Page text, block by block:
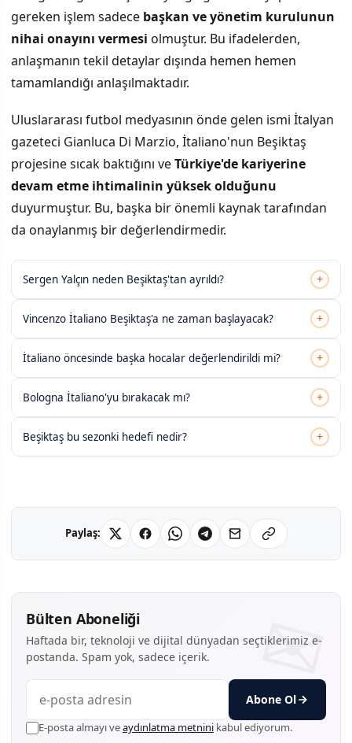
gereken işlem sadece başkan ve yönetim kurulunun
nihai onayını vermesi olmuştur. Bu ifadelerden,
anlaşmanın tekil detaylar dışında hemen hemen
tamamlandığı anlaşılmaktadır.
Uluslararası futbol medyasının önde gelen ismi İtalyan
gazeteci Gianluca Di Marzio, İtaliano'nun Beşiktaş
projesine sıcak baktığını veTürkiye'de kariyerine
devam etme ihtimalinin yüksek olduğunu
duyurmuştur. Bu, başka bir önemli kaynak tarafından
da onaylanmış bir değerlendirmedir.
Sergen Yalçın neden Beşiktaş'tan ayrıldı? +
Vincenzo İtaliano Beşiktaş'a ne zaman başlayacak? +
İtaliano öncesinde başka hocalar değerlendirildi mi? +
Bologna İtaliano'yu bırakacak mı? +
Beşiktaş bu sezonki hedefi nedir? +
Paylaş:
Bülten Aboneliği
Haftada bir, teknoloji ve dijital dünyadan seçtiklerimiz e-
postanda. Spam yok, sadece içerik.
Abone Ol
E-posta almayı veaydınlatma metnini kabul ediyorum.